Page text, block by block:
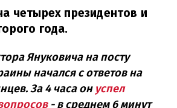
четырех президентов и
года.
Януковича на посту
начался с ответов на
За 4 часа он успел
- в среднем 6 минут